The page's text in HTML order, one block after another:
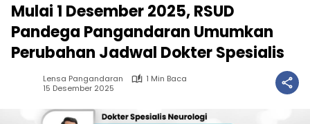
Mulai 1 Desember 2025, RSUD
Pandega Pangandaran Umumkan
Perubahan Jadwal Dokter Spesialis
Lensa Pangandaran
1 Min Baca
15 Desember 2025